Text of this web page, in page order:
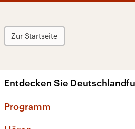
Zur Startseite
Entdecken Sie
Programm